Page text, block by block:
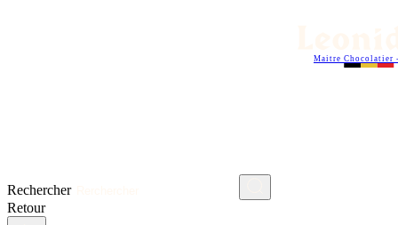
Rechercher
Maitre Chocolatier
Retour